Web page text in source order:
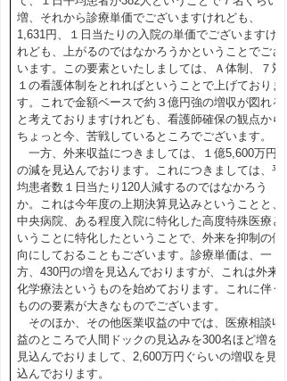
増、それから診療単価でございますけれども、
1,631円、１日当たりの入院の単価でございますけ
れども、上がるのではなかろうかということでござ
います。この要素といたしましては、Ａ体制、７対
１の看護体制をとれればということで上げておりま
す。これで金額ベースで約３億円強の増収が図れる
と考えておりますけれども、看護師確保の観点から
ちょっと今、苦戦しているところでございます。
一方、外来収益につきましては、１億5,600万円
の減を見込んでおります。これにつきましては、平
均患者数１日当たり120人減するのではなかろう
か。これは今年度の上期決算見込みということと、
中央病院、ある程度入院に特化した高度特殊医療と
いうことに特化したということで、外来を抑制の傾
向にしておることもございます。診療単価は、一
方、430円の増を見込んでおりますが、これは外来
化学療法というものを始めております。これに伴う
ものの要素が大きなものでございます。
そのほか、その他医業収益の中では、医療相談収
益のところで人間ドックの見込みを300名ほど増を
見込んでおりまして、2,600万円ぐらいの増収を見
込んでおります。